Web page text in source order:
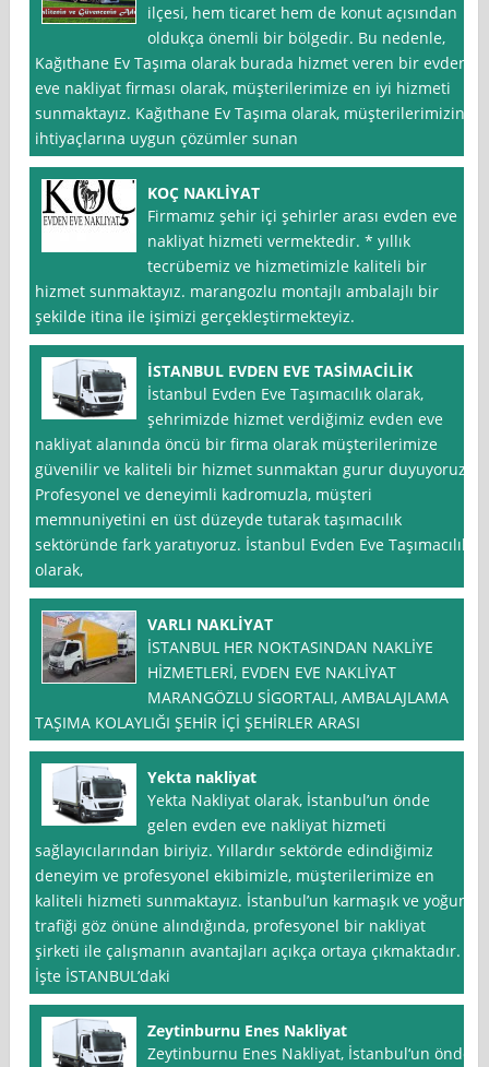
ilçesi, hem ticaret hem de konut açısından
oldukça önemli bir bölgedir. Bu nedenle,
Kağıthane Ev Taşıma olarak burada hizmet veren bir evden
eve nakliyat firması olarak, müşterilerimize en iyi hizmeti
sunmaktayız. Kağıthane Ev Taşıma olarak, müşterilerimizin
ihtiyaçlarına uygun çözümler sunan
KOÇ NAKLİYAT
Firmamız şehir içi şehirler arası evden eve
nakliyat hizmeti vermektedir. * yıllık
tecrübemiz ve hizmetimizle kaliteli bir
hizmet sunmaktayız. marangozlu montajlı ambalajlı bir
şekilde itina ile işimizi gerçekleştirmekteyiz.
İSTANBUL EVDEN EVE TASİMACİLİK
İstanbul Evden Eve Taşımacılık olarak,
şehrimizde hizmet verdiğimiz evden eve
nakliyat alanında öncü bir firma olarak müşterilerimize
güvenilir ve kaliteli bir hizmet sunmaktan gurur duyuyoruz.
Profesyonel ve deneyimli kadromuzla, müşteri
memnuniyetini en üst düzeyde tutarak taşımacılık
sektöründe fark yaratıyoruz. İstanbul Evden Eve Taşımacılık
olarak,
VARLI NAKLİYAT
İSTANBUL HER NOKTASINDAN NAKLİYE
HİZMETLERİ, EVDEN EVE NAKLİYAT
MARANGÖZLU SİGORTALI, AMBALAJLAMA
TAŞIMA KOLAYLIĞI ŞEHİR İÇİ ŞEHİRLER ARASI
Yekta nakliyat
Yekta Nakliyat olarak, İstanbul’un önde
gelen evden eve nakliyat hizmeti
sağlayıcılarından biriyiz. Yıllardır sektörde edindiğimiz
deneyim ve profesyonel ekibimizle, müşterilerimize en
kaliteli hizmeti sunmaktayız. İstanbul’un karmaşık ve yoğun
trafiği göz önüne alındığında, profesyonel bir nakliyat
şirketi ile çalışmanın avantajları açıkça ortaya çıkmaktadır.
İşte İSTANBUL’daki
Zeytinburnu Enes Nakliyat
Zeytinburnu Enes Nakliyat, İstanbul‘un önde